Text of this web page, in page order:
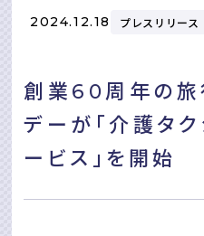
2024.12.18 プレスリリース
創業60周年の旅
デーが「介護タ
ービス」を開始